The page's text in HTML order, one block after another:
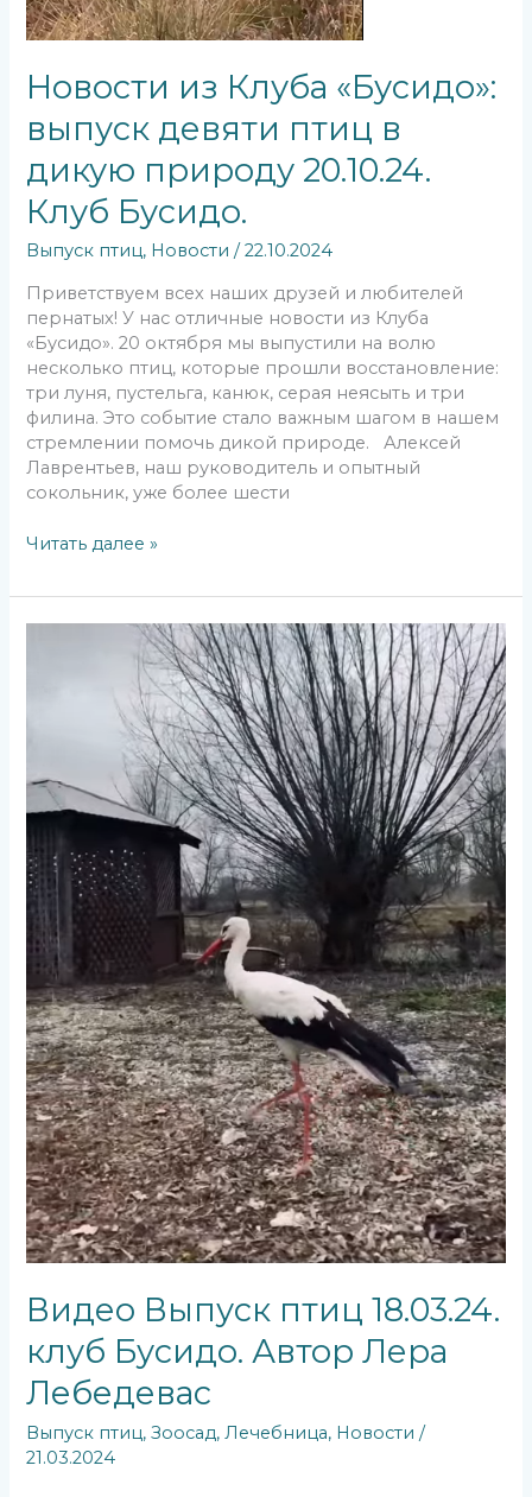
Новости из Клуба «Бусидо»:
выпуск девяти птиц в
дикую природу 20.10.24.
Клуб Бусидо.
Выпуск птиц, Новости /22.10.2024
Приветствуем всех наших друзей и любителей
пернатых! У нас отличные новости из Клуба
«Бусидо». 20 октября мы выпустили на волю
несколько птиц, которые прошли восстановление:
три луня, пустельга, канюк, серая неясыть и три
филина. Это событие стало важным шагом в нашем
стремлении помочь дикой природе. Алексей
Лаврентьев, наш руководитель и опытный
сокольник, уже более шести
Читать далее »
Видео Выпуск птиц 18.03.24.
клуб Бусидо. Автор Лера
Лебедеваc
Выпуск птиц,Зоосад,Лечебница, Новости /
21.03.2024
Автор
Лера
Лебедеваc